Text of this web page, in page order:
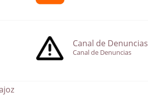
Canal de Denuncias
Canal de Denuncias